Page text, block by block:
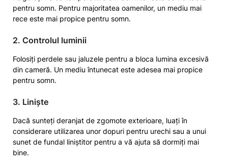
pentru somn. Pentru majoritatea oamenilor, un mediu mai
rece este mai propice pentru somn.
2. Controlul luminii
Folosiți perdele sau jaluzele pentru a bloca lumina excesivă
din cameră. Un mediu întunecat este adesea mai propice
pentru somn.
3. Liniște
Dacă sunteți deranjat de zgomote exterioare, luați în
considerare utilizarea unor dopuri pentru urechi sau a unui
sunet de fundal liniștitor pentru a vă ajuta să dormiți mai
bine.